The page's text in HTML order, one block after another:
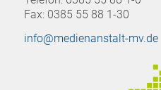
Fax: 0385 55 88 1-30
info@medienanstalt-mv.de